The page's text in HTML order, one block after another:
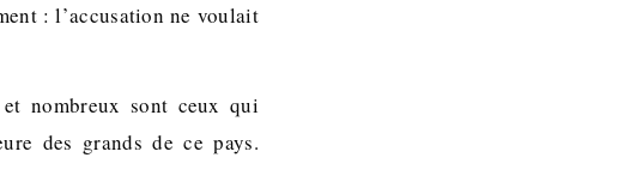
: l’accusation ne voulait
et nombreux sont ceux qui
des grands de ce pays.